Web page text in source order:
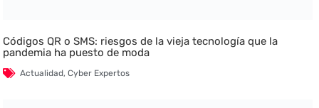
Códigos QR o SMS: riesgos de la vieja tecnología que la
pandemia ha puesto de moda
Actualidad,Cyber Expertos